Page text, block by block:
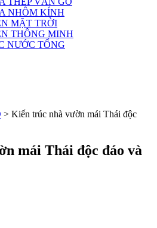
NHÔM KÍNH
MẶT TRỜI
THÔNG MINH
NƯỚC TỔNG
> Kiến trúc nhà vườn mái Thái độc
mái Thái độc đáo và